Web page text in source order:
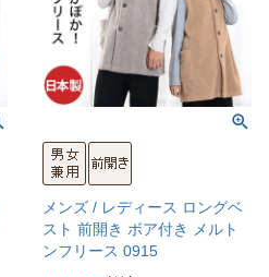
メンズ / レディース ロングベ
スト 前開き ボア付き メルト
ンフリース 0915